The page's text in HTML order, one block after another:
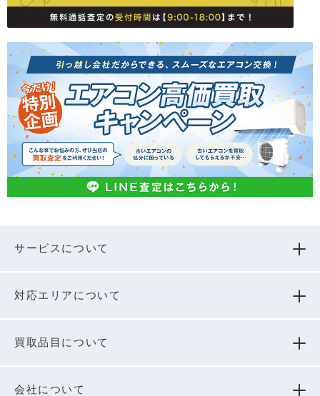
サービスについて
対応エリアについて
買取品⽬について
会社について